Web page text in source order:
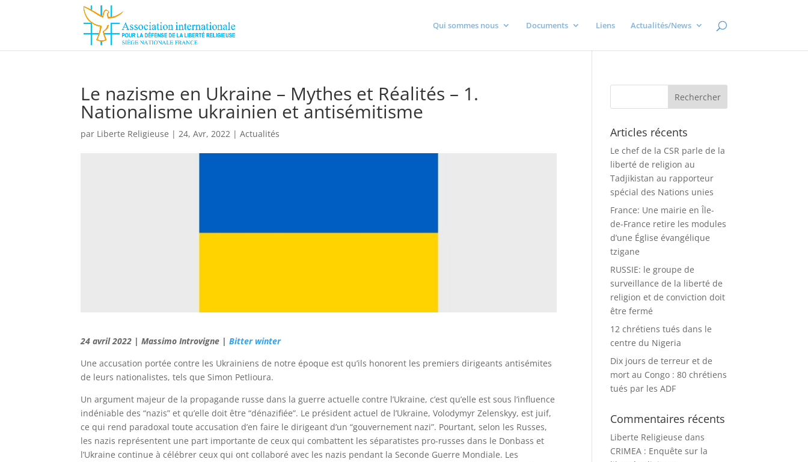
Qui sommes nous Documents Liens Actualités/News
Le nazisme en Ukraine – Mythes et Réalités – 1.
Nationalisme ukrainien et antisémitisme
par Liberte Religieuse |24, Avr, 2022 |Actualités
24 avril 2022 | Massimo Introvigne |Bitter winter
Une accusation portée contre les Ukrainiens de notre époque est qu’ils honorent les premiers dirigeants antisémites
de leurs nationalistes, tels que Simon Petlioura.
Un argument majeur de la propagande russe dans la guerre actuelle contre l’Ukraine, c’est qu’elle est sous l’influence
indéniable des “nazis” et qu’elle doit être “dénazifiée”. Le président actuel de l’Ukraine, Volodymyr Zelenskyy, est juif,
ce qui rend paradoxal toute accusation d’en faire le dirigeant d’un “gouvernement nazi”. Pourtant, selon les Russes,
les nazis représentent une part importante de ceux qui combattent les séparatistes pro-russes dans le Donbass et
l’Ukraine continue à célébrer ceux qui ont collaboré avec les nazis pendant la Seconde Guerre Mondiale. Les
Articles récents
Le chef de la CSR parle de la
liberté de religion au
Tadjikistan au rapporteur
spécial des Nations unies
France: Une mairie en Île-
de-France retire les modules
d’une Église évangélique
tzigane
RUSSIE: le groupe de
surveillance de la liberté de
religion et de conviction doit
être fermé
12 chrétiens tués dans le
centre du Nigeria
Dix jours de terreur et de
mort au Congo : 80 chrétiens
tués par les ADF
Commentaires récents
Liberte Religieuse dans
CRIMEA : Enquête sur la